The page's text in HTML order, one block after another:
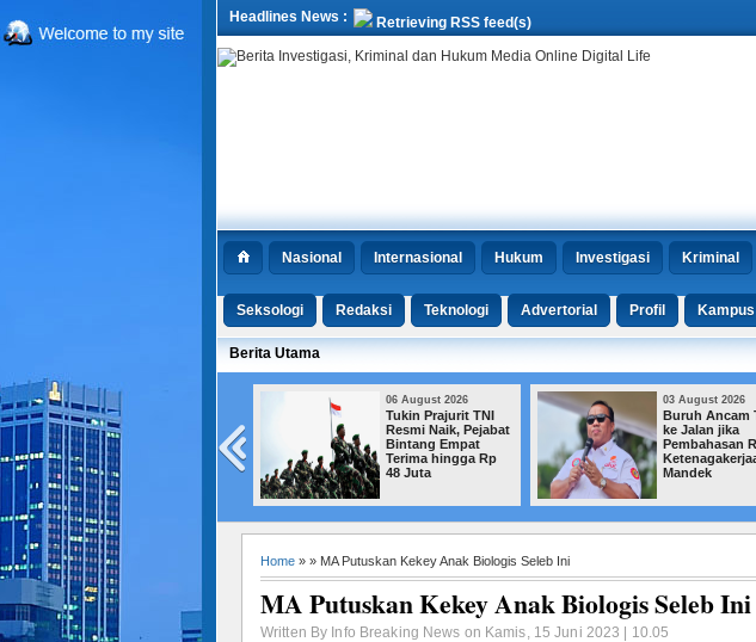
Headlines News : Retrieving RSS feed(s)
Nasional Internasional Hukum Investigasi Kriminal
Seksologi Redaksi Teknologi Advertorial Profil Kampus
Berita Utama
06 August 2026
Beijing Kerahkan 72
Robot untuk
Mengelola Taman
Kota
06 August 2026
Tukin Prajurit TNI
Resmi Naik, Pejabat
Bintang Empat
Terima hingga Rp
48 Juta
03 August 2026
Buruh Ancam Turun
ke Jalan jika
Pembahasan RUU
Ketenagakerjaan
Mandek
Home » » MA Putuskan Kekey Anak Biologis Seleb Ini
MA Putuskan Kekey Anak Biologis Seleb Ini
Written By Info Breaking News on Kamis, 15 Juni 2023 | 10.05